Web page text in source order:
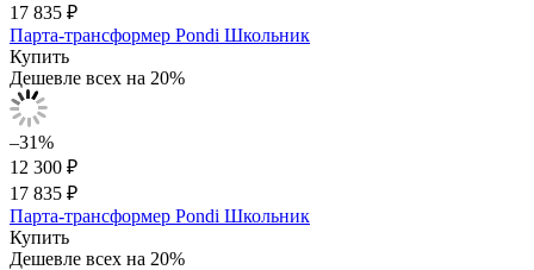
17 835 ₽
Парта-трансформер Pondi Школьник
Купить
Дешевле всех на 20%
–31%
12 300 ₽
17 835 ₽
Парта-трансформер Pondi Школьник
Купить
Дешевле всех на 20%